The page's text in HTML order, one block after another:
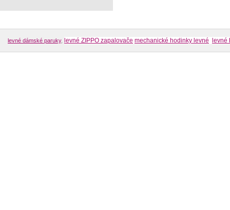
levné dámské paruky, levné ZIPPO zapalovače mechanické hodinky levné levné